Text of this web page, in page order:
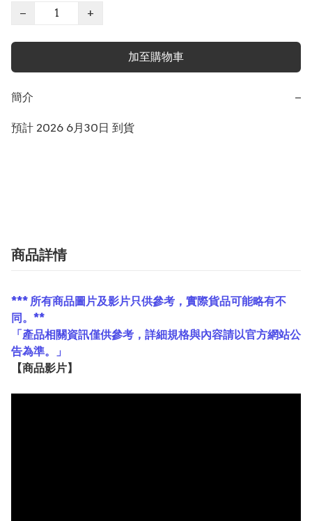
−
+
加至購物車
簡介 −
預計 2026 6月30日 到貨
商品詳情
*** 所有商品圖片及影片只供參考，實際貨品可能略有不
同。**
「產品相關資訊僅供參考，詳細規格與內容請以官方網站公
告為準。」
【商品影片】